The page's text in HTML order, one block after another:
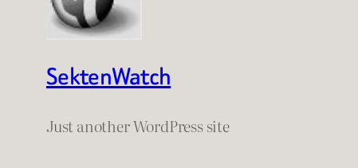
SektenWatch
Just another WordPress site